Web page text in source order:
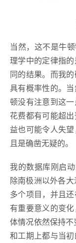
当然，这不是牛
理学中的定律指
同的结果。而我
具有概率性的。
顿没有注意到这
花费都有可能超
益也可能令人失
且是确凿无疑的。
我的数据库刚启
除南极洲以外各
多个项目，并且
有重要意义的变
体情况依然保持
和工期上都与当